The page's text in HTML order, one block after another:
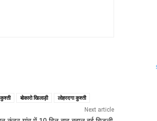
कुश्ती बोकारो खिलाड़ी लोहरदगा कुश्ती
Next article